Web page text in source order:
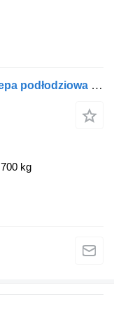
Brenderup 263500TB SR X - przyczepa podłodziowa pod jacht 8m | felgi ALU
700 kg